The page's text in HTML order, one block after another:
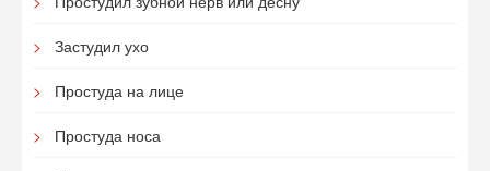
Застудил ухо
Простуда на лице
Простуда носа